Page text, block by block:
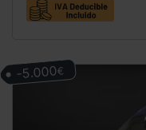
-5.000€